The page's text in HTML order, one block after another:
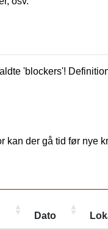
'blockers'!
kan der gå tid før nye
Dato